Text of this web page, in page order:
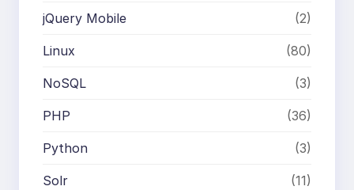
jQuery Mobile (2)
Linux (80)
NoSQL (3)
PHP (36)
Python (3)
Solr (11)